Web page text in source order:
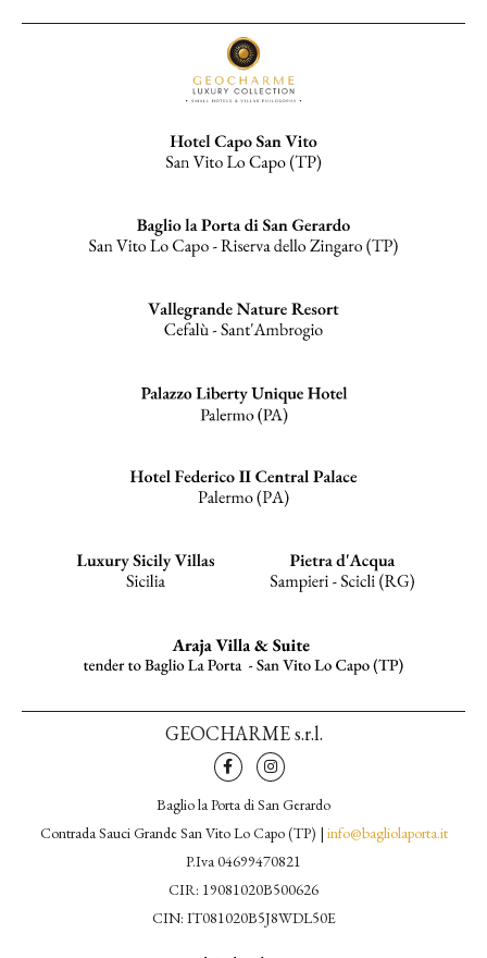
GEOCHARME s.r.l.
Baglio la Porta di San Gerardo
Contrada Sauci Grande San Vito Lo Capo (TP) | info@bagliolaporta.it
P.Iva 04699470821
CIR: 19081020B500626
CIN: IT081020B5J8WDL50E